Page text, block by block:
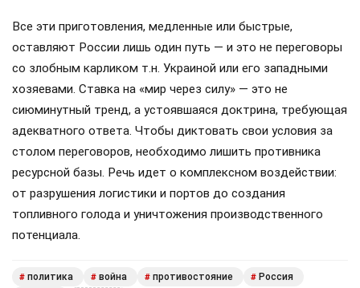
Все эти приготовления, медленные или быстрые,
оставляют России лишь один путь — и это не переговоры
со злобным карликом т.н. Украиной или его западными
хозяевами. Ставка на «мир через силу» — это не
сиюминутный тренд, а устоявшаяся доктрина, требующая
адекватного ответа. Чтобы диктовать свои условия за
столом переговоров, необходимо лишить противника
ресурсной базы. Речь идет о комплексном воздействии:
от разрушения логистики и портов до создания
топливного голода и уничтожения производственного
потенциала.
# политика # война # противостояние # Россия